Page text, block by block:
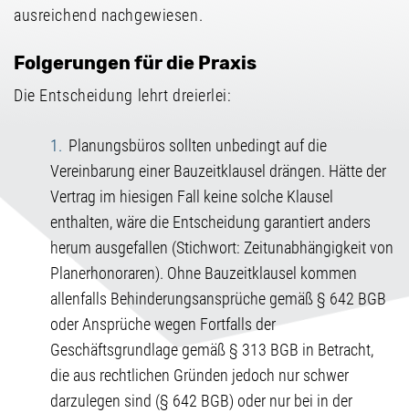
ausreichend nachgewiesen.
Folgerungen für die Praxis
Die Entscheidung lehrt dreierlei:
Planungsbüros sollten unbedingt auf die
Vereinbarung einer Bauzeitklausel drängen. Hätte der
Vertrag im hiesigen Fall keine solche Klausel
enthalten, wäre die Entscheidung garantiert anders
herum ausgefallen (Stichwort: Zeitunabhängigkeit von
Planerhonoraren). Ohne Bauzeitklausel kommen
allenfalls Behinderungsansprüche gemäß § 642 BGB
oder Ansprüche wegen Fortfalls der
Geschäftsgrundlage gemäß § 313 BGB in Betracht,
die aus rechtlichen Gründen jedoch nur schwer
darzulegen sind (§ 642 BGB) oder nur bei in der